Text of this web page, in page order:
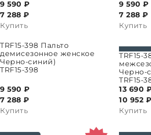
9 590 ₽
7 288 ₽
Купить
9 590 ₽
7 288 ₽
Купить
TRF15-398 Пальто
демисезонное женское
Черно-синий)
TRF15-398
9 590 ₽
7 288 ₽
Купить
ВЫБРАТЬ
TRF15-
Черно-
TRF15-
13 690
10 952 ₽
Купить